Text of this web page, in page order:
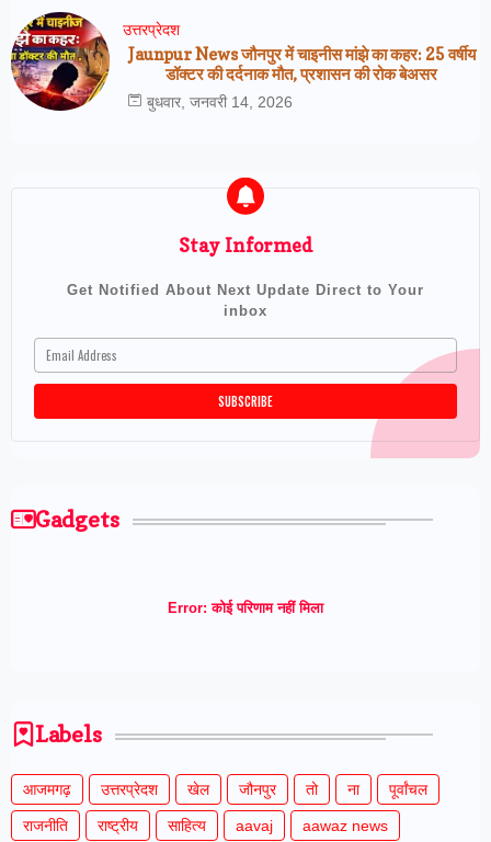
उत्तरप्रेदश
Jaunpur News जौनपुर में चाइनीस मांझे का कहर: 25 वर्षीय
डॉक्टर की दर्दनाक मौत, प्रशासन की रोक बेअसर
बुधवार, जनवरी 14, 2026
Stay Informed
Get Notified About Next Update Direct to Your
inbox
Gadgets
Error: कोई परिणाम नहीं मिला
Labels
आजमगढ़ उत्तरप्रेदश खेल जौनपुर तो ना पूर्वांचल
राजनीति राष्ट्रीय साहित्य aavaj aawaz news